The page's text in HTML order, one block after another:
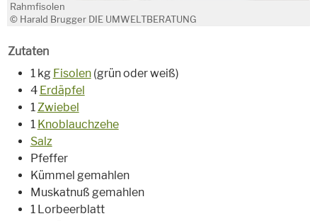
Rahmfisolen
© Harald Brugger DIE UMWELTBERATUNG
Zutaten
1 kg Fisolen(grün oder weiß)
4 Erdäpfel
1Zwiebel
1 Knoblauchzehe
Salz
Pfeffer
Kümmel gemahlen
Muskatnuß gemahlen
1 Lorbeerblatt